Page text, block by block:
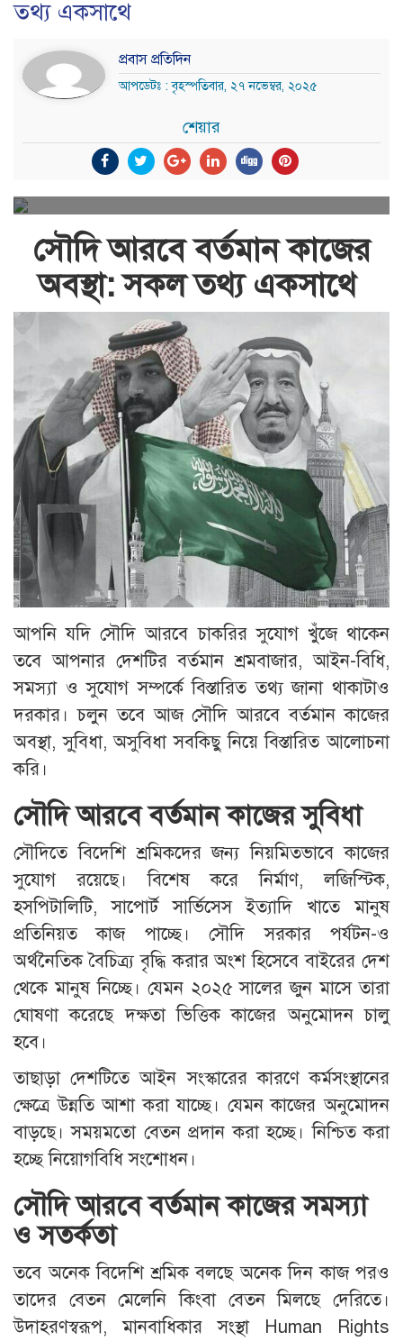
তথ্য একসাথে
প্রবাস প্রতিদিন
আপডেটঃ : বৃহস্পতিবার, ২৭ নভেম্বর, ২০২৫
শেয়ার
সৌদি আরবে বর্তমান কাজের
অবস্থা: সকল তথ্য একসাথে
আপনি যদি সৌদি আরবে চাকরির সুযোগ খুঁজে থাকেন
তবে আপনার দেশটির বর্তমান শ্রমবাজার, আইন-বিধি,
সমস্যা ও সুযোগ সম্পর্কে বিস্তারিত তথ্য জানা থাকাটাও
দরকার। চলুন তবে আজ সৌদি আরবে বর্তমান কাজের
অবস্থা, সু্বিধা, অসুবিধা সবকিছু নিয়ে বিস্তারিত আলোচনা
করি।
সৌদি আরবে বর্তমান কাজের সুবিধা
সৌদিতে বিদেশি শ্রমিকদের জন্য নিয়মিতভাবে কাজের
সুযোগ রয়েছে। বিশেষ করে নির্মাণ, লজিস্টিক,
হসপিটালিটি, সাপোর্ট সার্ভিসেস ইত্যাদি খাতে মানুষ
প্রতিনিয়ত কাজ পাচ্ছে। সৌদি সরকার পর্যটন-ও
অর্থনৈতিক বৈচিত্র্য বৃদ্ধি করার অংশ হিসেবে বাইরের দেশ
থেকে মানুষ নিচ্ছে। যেমন ২০২৫ সালের জুন মাসে তারা
ঘোষণা করেছে দক্ষতা ভিত্তিক কাজের অনুমোদন চালু
হবে।
তাছাড়া দেশটিতে আইন সংস্কারের কারণে কর্মসংস্থানের
ক্ষেত্রে উন্নতি আশা করা যাচ্ছে। যেমন কাজের অনুমোদন
বাড়ছে। সময়মতো বেতন প্রদান করা হচ্ছে। নিশ্চিত করা
হচ্ছে নিয়োগবিধি সংশোধন।
সৌদি আরবে বর্তমান কাজের সমস্যা
ও সতর্কতা
তবে অনেক বিদেশি শ্রমিক বলছে অনেক দিন কাজ পরও
তাদের বেতন মেলেনি কিংবা বেতন মিলছে দেরিতে।
উদাহরণস্বরূপ, মানবাধিকার সংস্থা Human Rights